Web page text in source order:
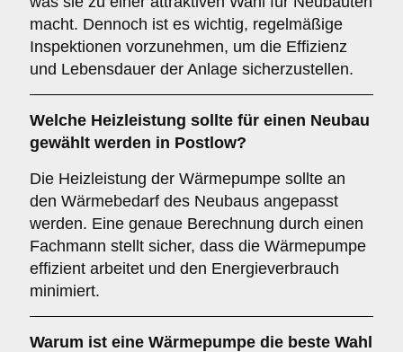
macht. Dennoch ist es wichtig, regelmäßige
Inspektionen vorzunehmen, um die Effizienz
und Lebensdauer der Anlage sicherzustellen.
Welche Heizleistung sollte für einen Neubau
gewählt werden in Postlow?
Die Heizleistung der Wärmepumpe sollte an
den Wärmebedarf des Neubaus angepasst
werden. Eine genaue Berechnung durch einen
Fachmann stellt sicher, dass die Wärmepumpe
effizient arbeitet und den Energieverbrauch
minimiert.
Warum ist eine Wärmepumpe die beste Wahl